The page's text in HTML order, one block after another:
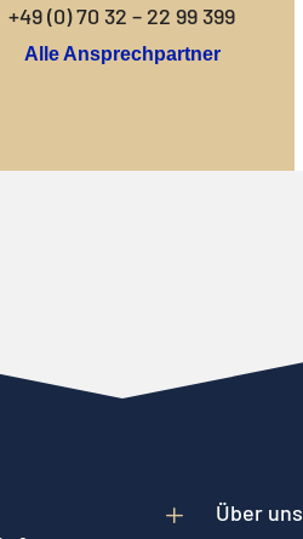
+49 (0) 70 32 – 22 99 399
Alle Ansprechpartner
L Über uns